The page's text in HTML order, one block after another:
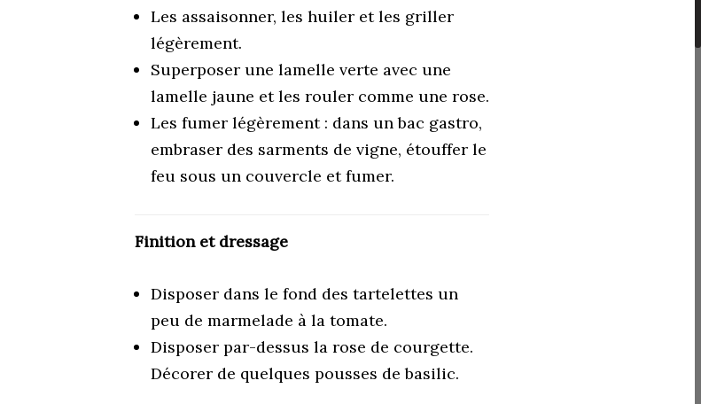
Les assaisonner, les huiler et les griller
légèrement.
Superposer une lamelle verte avec une
lamelle jaune et les rouler comme une rose.
Les fumer légèrement : dans un bac gastro,
embraser des sarments de vigne, étouffer le
feu sous un couvercle et fumer.
Finition et dressage
Disposer dans le fond des tartelettes un
peu de marmelade à la tomate.
Disposer par-dessus la rose de courgette.
Décorer de quelques pousses de basilic.